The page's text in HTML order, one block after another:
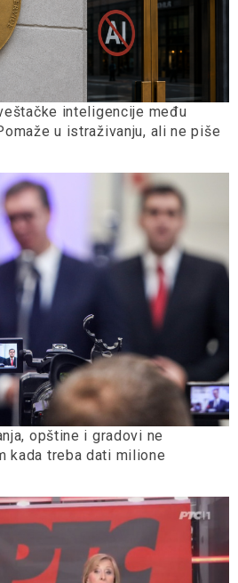
inteligencije među
u istraživanju, ali ne piše
opštine i gradovi ne
kada treba dati milione